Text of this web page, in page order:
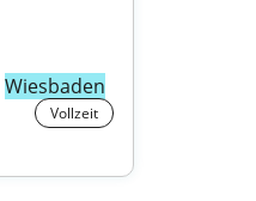
Wiesbaden
Vollzeit